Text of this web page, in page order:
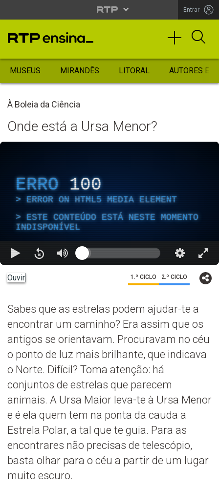
Entrar
MUSEUS MIRANDÊS LITORAL AUTORES
À Boleia da Ciência
Onde está a Ursa Menor?
ERRO 100
ERROR ON HTML5 MEDIA ELEMENT
ESTE CONTEÚDO ESTÁ NESTE MOMENTO
INDISPONÍVEL
Ouvir 1.º CICLO 2.º CICLO
Sabes que as estrelas podem ajudar-te a
encontrar um caminho? Era assim que os
antigos se orientavam. Procuravam no céu
o ponto de luz mais brilhante, que indicava
o Norte. Difícil? Toma atenção: há
conjuntos de estrelas que parecem
animais. A Ursa Maior leva-te à Ursa Menor
e é ela quem tem na ponta da cauda a
Estrela Polar, a tal que te guia. Para as
encontrares não precisas de telescópio,
basta olhar para o céu a partir de um lugar
muito escuro.